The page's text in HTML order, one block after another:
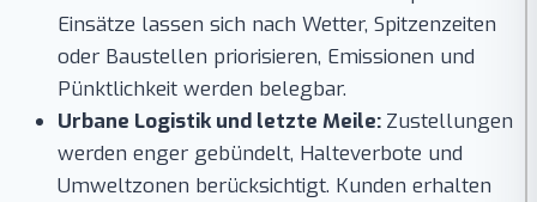
Einsätze lassen sich nach Wetter, Spitzenzeiten
oder Baustellen priorisieren, Emissionen und
Pünktlichkeit werden belegbar.
Urbane Logistik und letzte Meile: Zustellungen
werden enger gebündelt, Halteverbote und
Umweltzonen berücksichtigt. Kunden erhalten